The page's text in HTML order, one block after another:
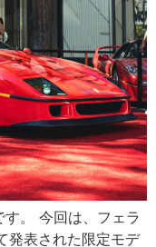
。 今回は、フェラ
発表された限定モデ